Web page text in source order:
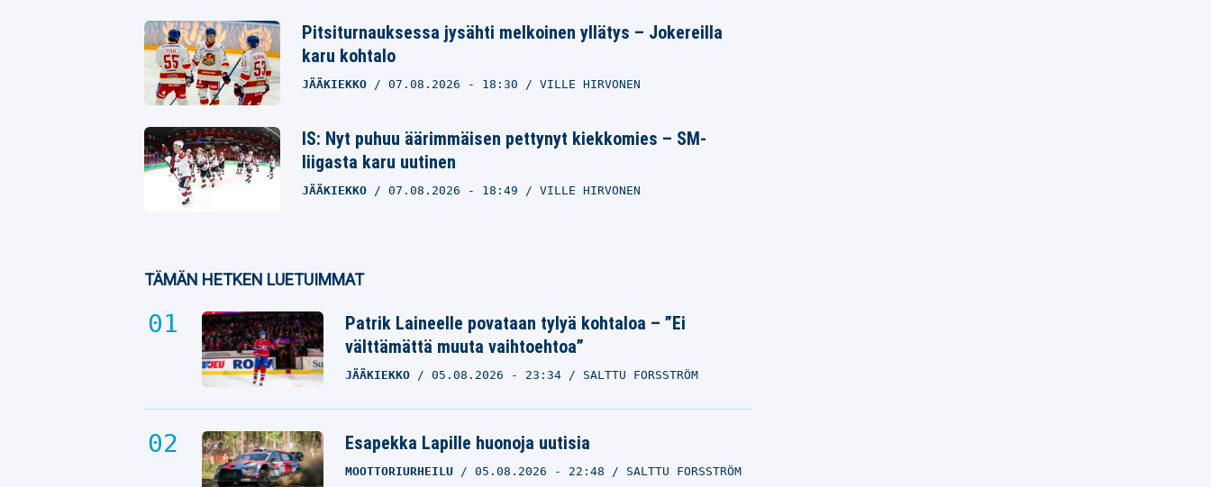
Pitsiturnauksessa jysähti melkoinen yllätys – Jokereilla
karu kohtalo
JÄÄKIEKKO 07.08.2026 - 18:30 VILLE HIRVONEN
IS: Nyt puhuu äärimmäisen pettynyt kiekkomies – SM-
liigasta karu uutinen
JÄÄKIEKKO 07.08.2026 - 18:49 VILLE HIRVONEN
TÄMÄN HETKEN LUETUIMMAT
Patrik Laineelle povataan tylyä kohtaloa – ”Ei
välttämättä muuta vaihtoehtoa”
JÄÄKIEKKO 05.08.2026 - 23:34 SALTTU FORSSTRÖM
Esapekka Lapille huonoja uutisia
MOOTTORIURHEILU 05.08.2026 - 22:48 SALTTU FORSSTRÖM